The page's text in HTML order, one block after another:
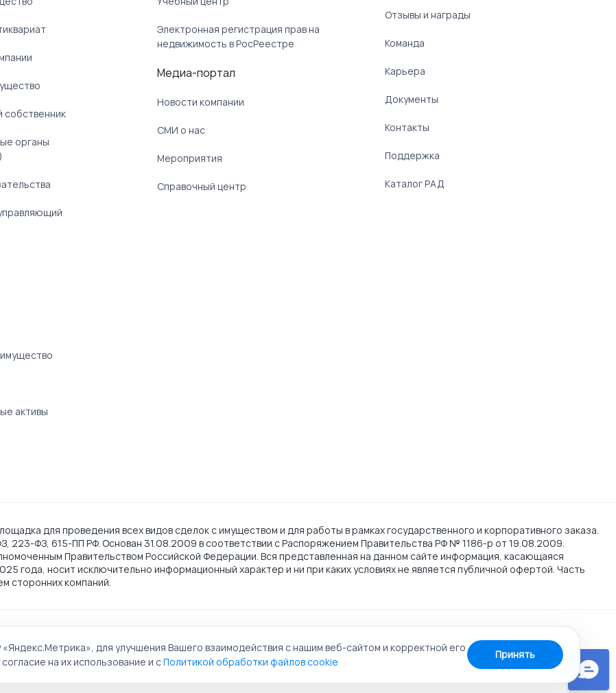
собственник
органы
активы
Электронная регистрация прав на
недвижимость в РосРеестре
Медиа-портал
Новости компании
СМИ о нас
Мероприятия
Справочный центр
Отзывы и награды
Команда
Карьера
Документы
Контакты
Поддержка
Каталог РАД
для проведения всех видов сделок с имуществом и для работы в рамках государственного и корпоративного заказа.
223-ФЗ, 615-ПП РФ. Основан 31.08.2009 в соответствии с Распоряжением Правительства РФ № 1186-р от 19.08.2009.
Правительством Российской Федерации. Вся представленная на данном сайте информация, касающаяся
года, носит исключительно информационный характер и ни при каких условиях не является публичной офертой. Часть
сторонних компаний.
торговая площадка. Все права защищены.
для улучшения Вашего взаимодействия с нашим веб-сайтом и корректной его
на их использование и сПолитикой обработки файлов cookie
Принять